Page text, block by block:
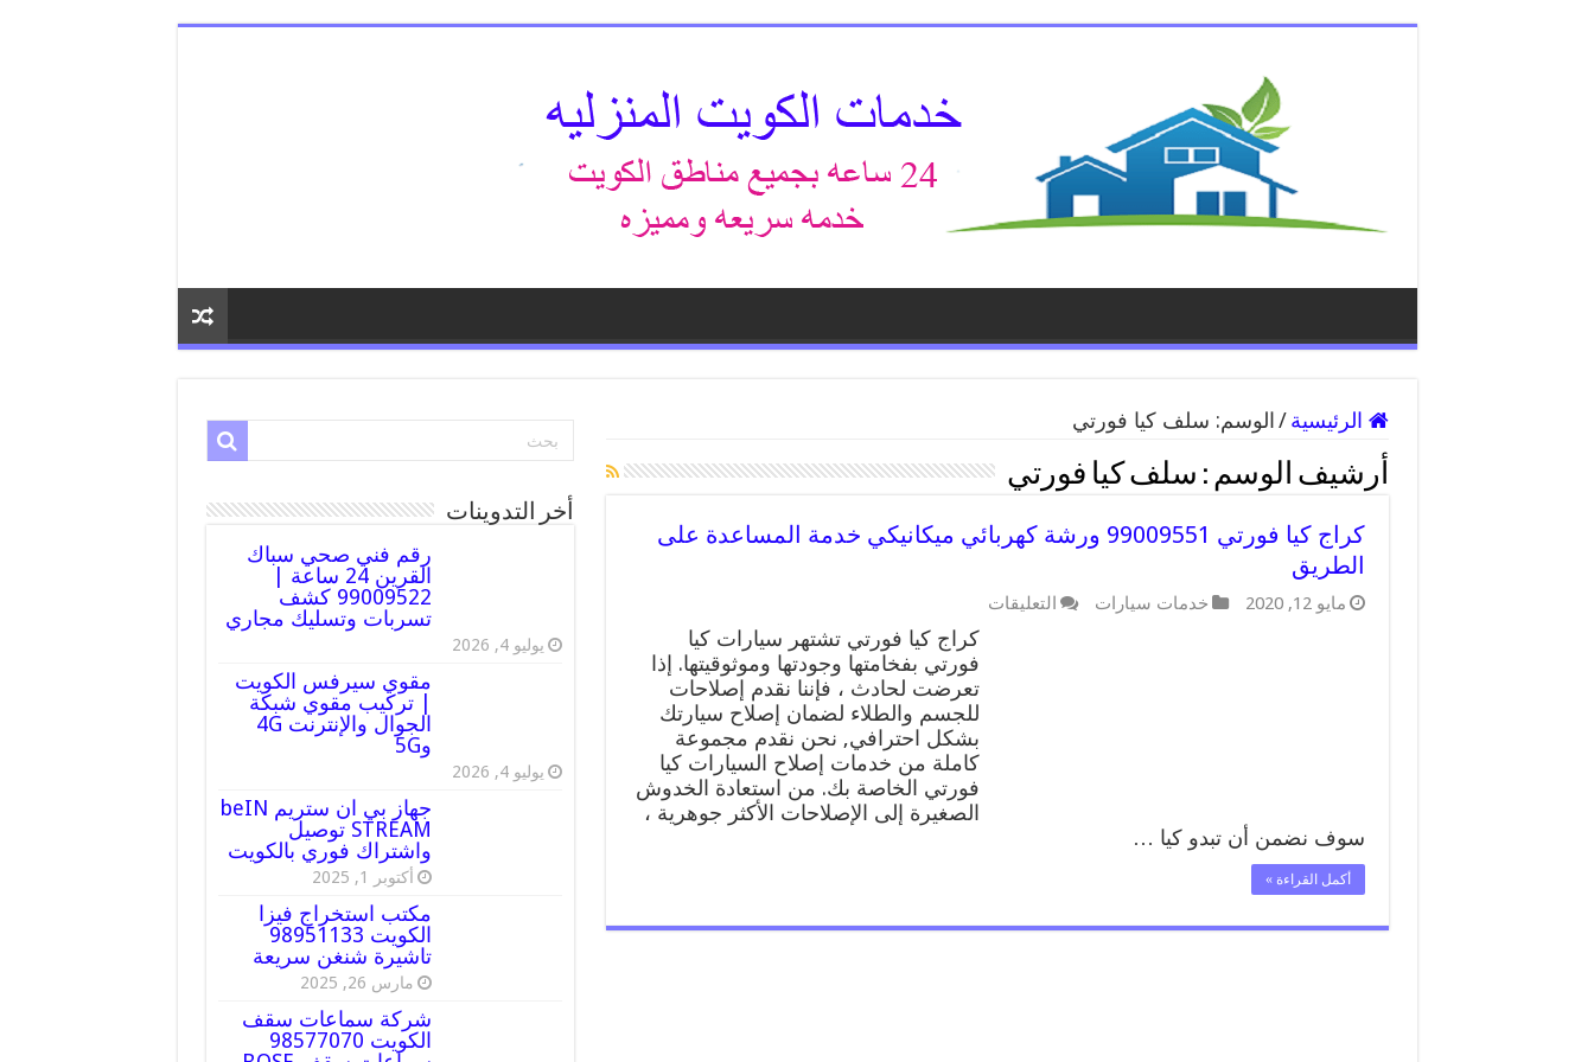
الرئيسية / الوسم: سلف كيا فورتي
أرشيف الوسم : سلف كيا فورتي
كراج كيا فورتي 99009551 ورشة كهربائي ميكانيكي خدمة المساعدة على
الطريق
مايو 12, 2020 خدمات سيارات التعليقات
كيا
فورتي
99009551
ورشة
كهربائي
ميكانيكي
خدمة
المساعدة
على
كراج كيا فورتي تشتهر سيارات كيا
فورتي بفخامتها وجودتها وموثوقيتها. إذا
تعرضت لحادث ، فإننا نقدم إصلاحات
للجسم والطلاء لضمان إصلاح سيارتك
بشكل احترافي, نحن نقدم مجموعة
كاملة من خدمات إصلاح السيارات كيا
فورتي الخاصة بك. من استعادة الخدوش
الصغيرة إلى الإصلاحات الأكثر جوهرية ،
سوف نضمن أن تبدو كيا …
أكمل القراءة »
أخر التدوينات
رقم فني صحي سباك
القرين 24 ساعة |
99009522 كشف
تسربات وتسليك مجاري
يوليو 4, 2026
مقوي سيرفس الكويت
| تركيب مقوي شبكة
الجوال والإنترنت 4G
و5G
يوليو 4, 2026
جهاز بي ان ستريم beIN
STREAM توصيل
واشتراك فوري بالكويت
أكتوبر 1, 2025
مكتب استخراج فيزا
الكويت 98951133
تاشيرة شنغن سريعة
مارس 26, 2025
شركة سماعات سقف
الكويت 98577070